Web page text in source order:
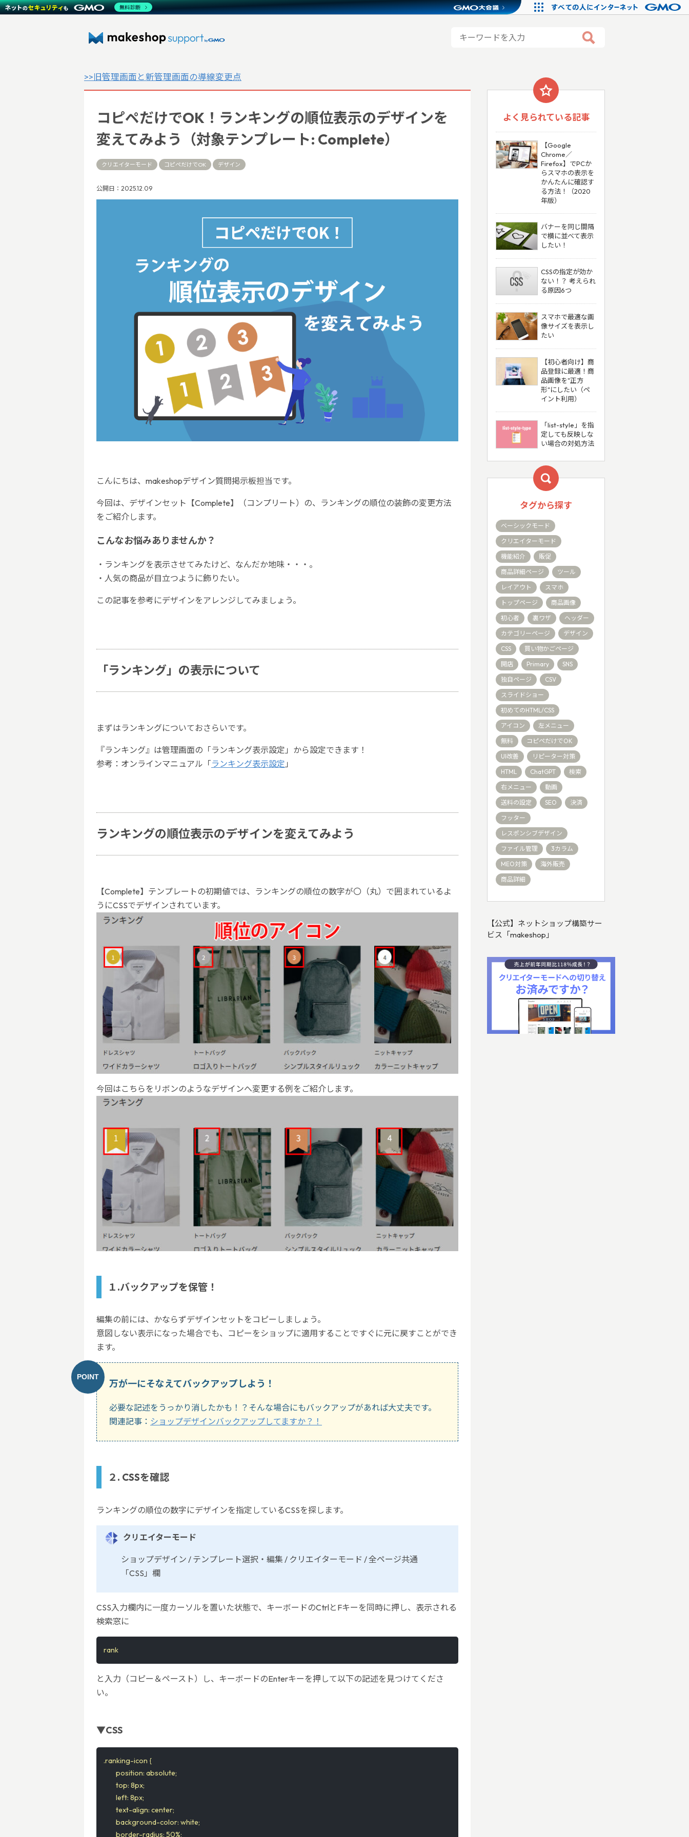
>>旧管理画面と新管理画面の導線変更点
コピペだけでOK！ランキングの順位表示のデザインを
変えてみよう（対象テンプレート: Complete）
クリエイターモード コピペだけでOK デザイン
公開日：2025.12.09
こんにちは、makeshopデザイン質問掲示板担当です。
今回は、デザインセット【Complete】（コンプリート）の、ランキングの順位の装飾の変更方法
をご紹介します。
こんなお悩みありませんか？
・ランキングを表示させてみたけど、なんだか地味・・・。
・人気の商品が目立つように飾りたい。
この記事を参考にデザインをアレンジしてみましょう。
「ランキング」の表示について
まずはランキングについておさらいです。
『ランキング』は管理画面の「ランキング表示設定」から設定できます！
参考：オンラインマニュアル「ランキング表示設定 」
ランキングの順位表示のデザインを変えてみよう
【Complete】テンプレートの初期値では、ランキングの順位の数字が〇（丸）で囲まれているよ
うにCSSでデザインされています。
今回はこちらをリボンのようなデザインへ変更する例をご紹介します。
１.バックアップを保管！
編集の前には、かならずデザインセットをコピーしましょう。
意図しない表示になった場合でも、コピーをショップに適用することですぐに元に戻すことができ
ます。
万が一にそなえてバックアップしよう！
必要な記述をうっかり消したかも！？そんな場合にもバックアップがあれば大丈夫です。
関連記事： ショップデザインバックアップしてますか？！
２. CSSを確認
ランキングの順位の数字にデザインを指定しているCSSを探します。
クリエイターモード
ショップデザイン / テンプレート選択・編集 / クリエイターモード / 全ページ共通
「CSS」欄
CSS入力欄内に一度カーソルを置いた状態で、キーボードのCtrlとFキーを同時に押し、表示される
検索窓に
rank
と入力（コピー＆ペースト）し、キーボードのEnterキーを押して以下の記述を見つけてくださ
い。
▼CSS
.ranking-icon {
	position: absolute;
	top: 8px;
	left: 8px;
	text-align: center;
	background-color: white;
	border-radius: 50%;
よく見られている記事
【Google
Chrome／
Firefox】でPCか
らスマホの表示を
かんたんに確認す
る方法！（2020
年版）
バナーを同じ間隔
で横に並べて表示
したい！
CSSの指定が効か
ない！？ 考えられ
る原因6つ
スマホで最適な画
像サイズを表示し
たい
【初心者向け】商
品登録に最適！商
品画像を"正方
形"にしたい（ペ
イント利用）
「list-style」を指
定しても反映しな
い場合の対処方法
タグから探す
ベーシックモード
クリエイターモード
機能紹介
販促
商品詳細ページ
ツール
レイアウト
スマホ
トップページ
商品画像
初心者
裏ワザ
ヘッダー
カテゴリーページ
デザイン
CSS
買い物かごページ
開店
Primary
SNS
独自ページ
CSV
スライドショー
初めてのHTML/CSS
アイコン
左メニュー
無料
コピペだけでOK
UI改善
リピーター対策
HTML
ChatGPT
検索
右メニュー
動画
送料の設定
SEO
決済
フッター
レスポンシブデザイン
ファイル管理
3カラム
MEO対策
海外販売
商品詳細
【公式】ネットショップ構築サー
ビス「makeshop」
無料診断